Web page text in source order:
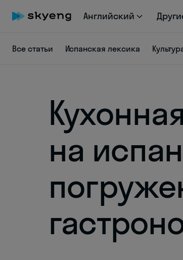
Английский
Все статьи Испанская лексика
на